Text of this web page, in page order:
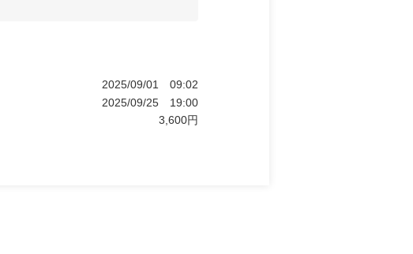
2025/09/01
09:02
2025/09/25
19:00
3,600円